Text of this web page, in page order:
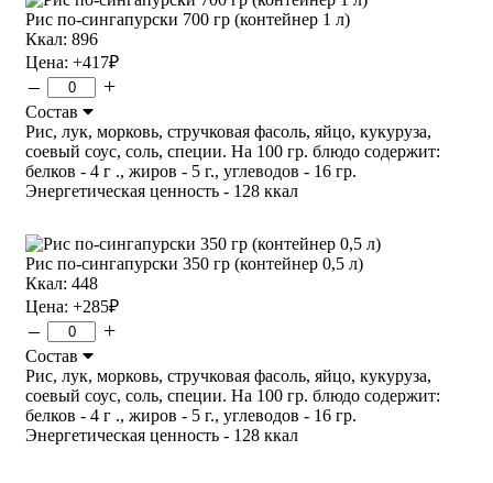
Рис по-сингапурски 700 гр (контейнер 1 л)
Ккал: 896
Цена: +417₽
– +
Состав
Рис, лук, морковь, стручковая фасоль, яйцо, кукуруза,
соевый соус, соль, специи. На 100 гр. блюдо содержит:
белков - 4 г ., жиров - 5 г., углеводов - 16 гр.
Энергетическая ценность - 128 ккал
Рис по-сингапурски 350 гр (контейнер 0,5 л)
Ккал: 448
Цена: +285₽
– +
Состав
Рис, лук, морковь, стручковая фасоль, яйцо, кукуруза,
соевый соус, соль, специи. На 100 гр. блюдо содержит:
белков - 4 г ., жиров - 5 г., углеводов - 16 гр.
Энергетическая ценность - 128 ккал